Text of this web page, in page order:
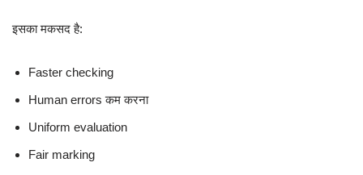
इसका मकसद है:
Faster checking
Human errors कम करना
Uniform evaluation
Fair marking